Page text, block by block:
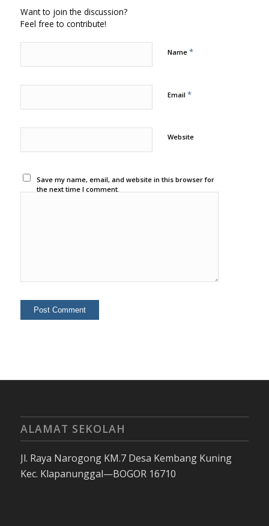
Want to join the discussion?
Feel free to contribute!
Name *
Email *
Website
Save my name, email, and website in this browser for
the next time I comment.
ALAMAT SEKOLAH
Jl. Raya Narogong KM.7 Desa Kembang Kuning
Kec. Klapanunggal—BOGOR 16710